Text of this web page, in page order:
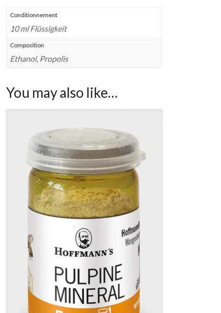
Conditionnement
10 ml Flüssigkeit
Composition
Ethanol, Propolis
You may also like…